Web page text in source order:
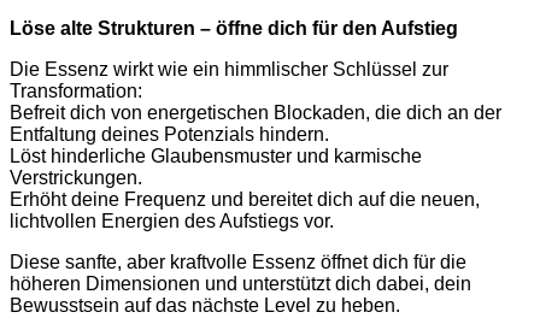
Löse alte Strukturen – öffne dich für den Aufstieg
Die Essenz wirkt wie ein himmlischer Schlüssel zur
Transformation:
Befreit dich von energetischen Blockaden, die dich an der
Entfaltung deines Potenzials hindern.
Löst hinderliche Glaubensmuster und karmische
Verstrickungen.
Erhöht deine Frequenz und bereitet dich auf die neuen,
lichtvollen Energien des Aufstiegs vor.
Diese sanfte, aber kraftvolle Essenz öffnet dich für die
höheren Dimensionen und unterstützt dich dabei, dein
Bewusstsein auf das nächste Level zu heben.